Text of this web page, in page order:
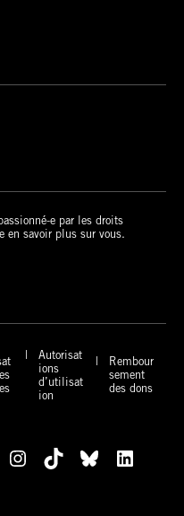
e par les droits
en savoir plus sur vous.
Autorisat
ions
d’utilisat
ion
Rembour
sement
des dons
Instagram TikTok Bluesky
LinkedIn